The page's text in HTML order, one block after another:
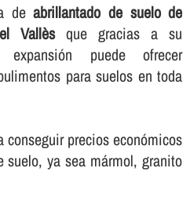
deabrillantado de suelo de
Vallèsque gracias a su
puede ofrecer
para suelos en toda
conseguir precios económicos
suelo, ya sea mármol, granito